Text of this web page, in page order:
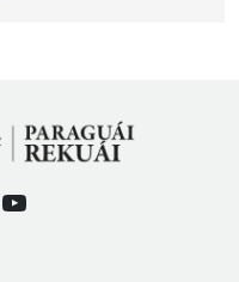
YouTube